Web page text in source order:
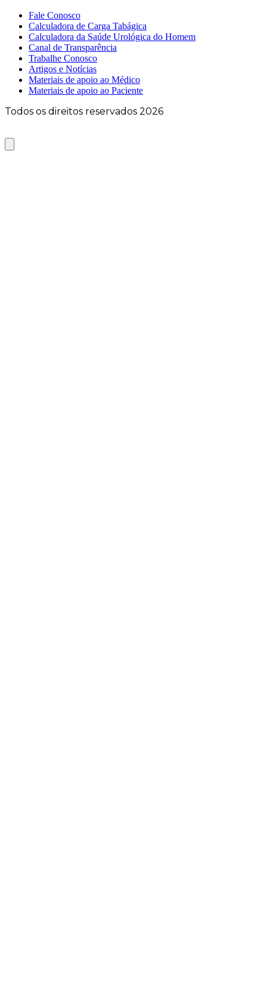
Fale Conosco
Calculadora de Carga Tabágica
Calculadora da Saúde Urológica do Homem
Canal de Transparência
Trabalhe Conosco
Artigos e Notícias
Materiais de apoio ao Médico
Materiais de apoio ao Paciente
Todos os direitos reservados 2026